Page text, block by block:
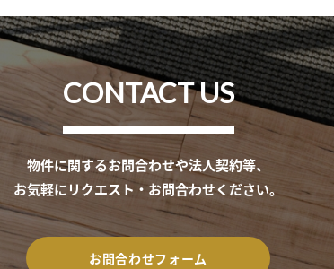
CONTACT US
物件に関するお問合わせや法人契約等、
お気軽にリクエスト・お問合わせください。
お問合わせフォーム